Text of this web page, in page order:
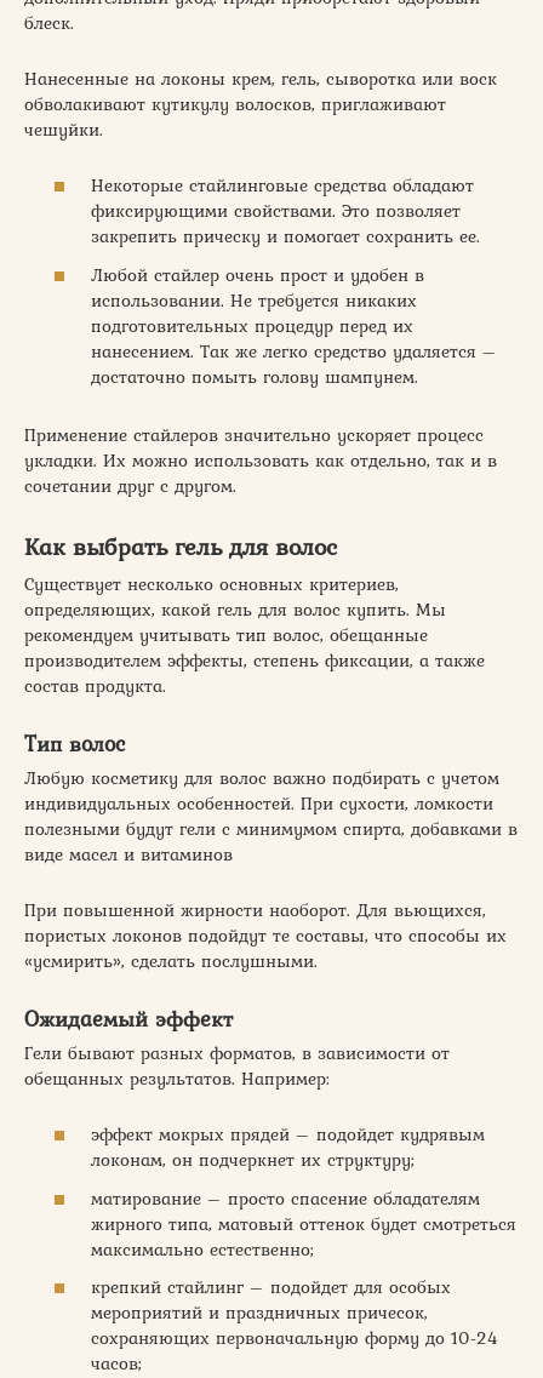
блеск.
Нанесенные на локоны крем, гель, сыворотка или воск
обволакивают кутикулу волосков, приглаживают
чешуйки.
Некоторые стайлинговые средства обладают
фиксирующими свойствами. Это позволяет
закрепить прическу и помогает сохранить ее.
Любой стайлер очень прост и удобен в
использовании. Не требуется никаких
подготовительных процедур перед их
нанесением. Так же легко средство удаляется –
достаточно помыть голову шампунем.
Применение стайлеров значительно ускоряет процесс
укладки. Их можно использовать как отдельно, так и в
сочетании друг с другом.
Как выбрать гель для волос
Существует несколько основных критериев,
определяющих, какой гель для волос купить. Мы
рекомендуем учитывать тип волос, обещанные
производителем эффекты, степень фиксации, а также
состав продукта.
Тип волос
Любую косметику для волос важно подбирать с учетом
индивидуальных особенностей. При сухости, ломкости
полезными будут гели с минимумом спирта, добавками в
виде масел и витаминов
При повышенной жирности наоборот. Для вьющихся,
пористых локонов подойдут те составы, что способы их
«усмирить», сделать послушными.
Ожидаемый эффект
Гели бывают разных форматов, в зависимости от
обещанных результатов. Например:
эффект мокрых прядей – подойдет кудрявым
локонам, он подчеркнет их структуру;
матирование – просто спасение обладателям
жирного типа, матовый оттенок будет смотреться
максимально естественно;
крепкий стайлинг – подойдет для особых
мероприятий и праздничных причесок,
сохраняющих первоначальную форму до 10-24
часов;